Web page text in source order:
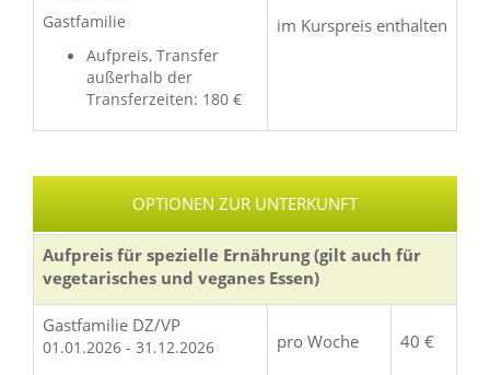
Gastfamilie
Aufpreis, Transfer
außerhalb der
Transferzeiten: 180 €
im Kurspreis enthalten
OPTIONEN ZUR UNTERKUNFT
Aufpreis für spezielle Ernährung (gilt auch für
vegetarisches und veganes Essen)
Gastfamilie DZ/VP
01.01.2026 - 31.12.2026 pro Woche 40 €